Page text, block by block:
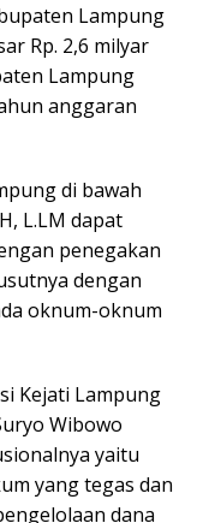
Lampung
Rp. 2,6 milyar
Lampung
anggaran
di bawah
L.LM dapat
penegakan
dengan
oknum-oknum
Kejati Lampung
Wibowo
yaitu
yang tegas dan
dana